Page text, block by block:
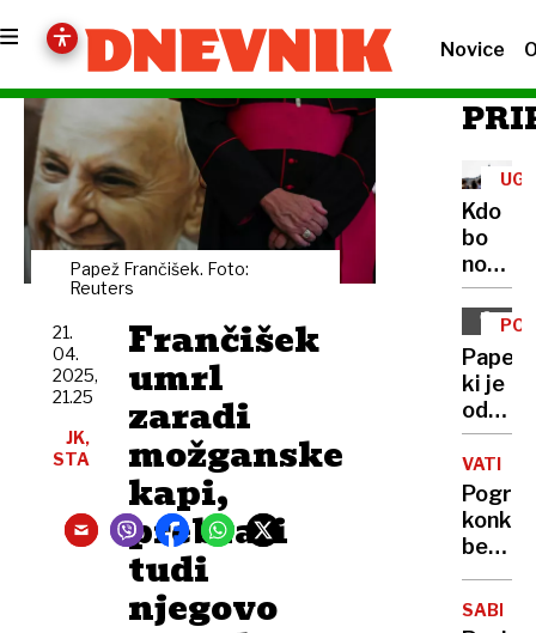
Novice
Papež Frančišek. Foto:
Reuters
Frančišek
umrl
zaradi
možganske
kapi,
prebrali
tudi
njegovo
21.
04.
2025,
21.25
JK,
STA
Kdo
bo
novi
Papež,
ki je
odpiral
vrata
Cerkvi
beli
dim
…
Kakšna